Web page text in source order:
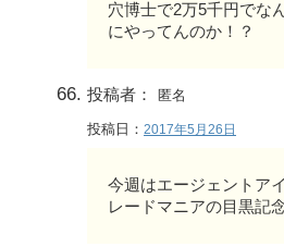
穴博士で2万5千円で
にやってんのか！？
投稿者： 匿名
投稿日： 2017年5月26日
今週はエージェントア
レードマニアの目黒記